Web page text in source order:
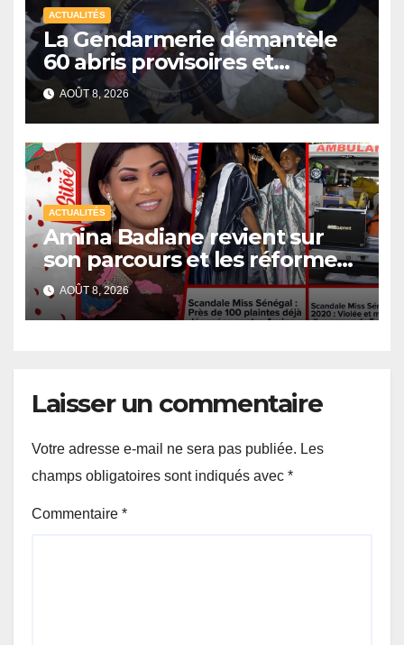
ACTUALITÉS
La Gendarmerie démantèle
60 abris provisoires et
interpelle 27 personnes
AOÛT 8, 2026
ACTUALITÉS
Amina Badiane revient sur
son parcours et les réformes
de Miss Sénégal
AOÛT 8, 2026
Laisser un commentaire
Votre adresse e-mail ne sera pas publiée. Les
champs obligatoires sont indiqués avec *
Commentaire *